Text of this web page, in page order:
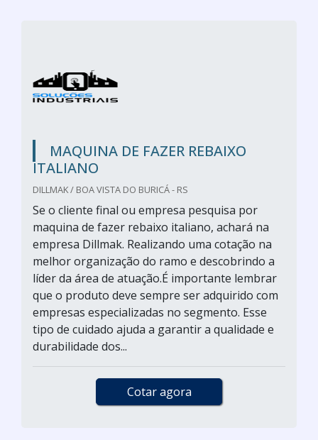
MAQUINA DE FAZER REBAIXO
ITALIANO
DILLMAK / BOA VISTA DO BURICÁ - RS
Se o cliente final ou empresa pesquisa por
maquina de fazer rebaixo italiano, achará na
empresa Dillmak. Realizando uma cotação na
melhor organização do ramo e descobrindo a
líder da área de atuação.É importante lembrar
que o produto deve sempre ser adquirido com
empresas especializadas no segmento. Esse
tipo de cuidado ajuda a garantir a qualidade e
durabilidade dos...
Cotar agora